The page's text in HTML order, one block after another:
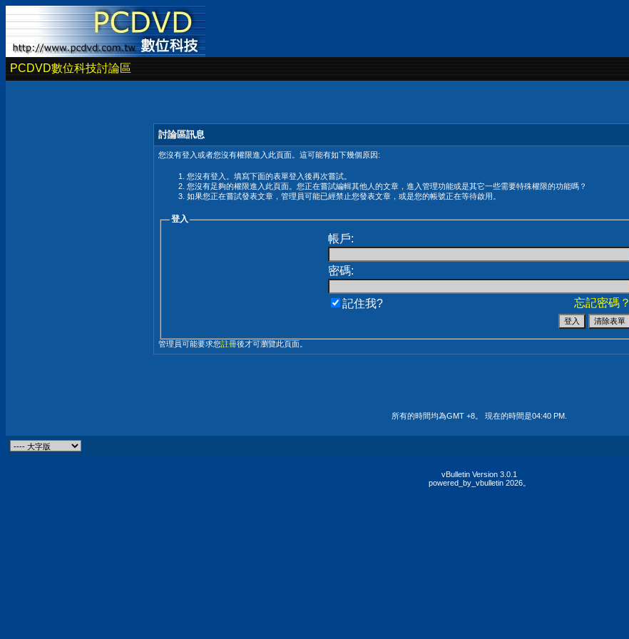
PCDVD數位科技討論區
討論區訊息
您沒有登入或者您沒有權限進入此頁面。這可能有如下幾個原因:
您沒有登入。填寫下面的表單登入後再次嘗試。
您沒有足夠的權限進入此頁面。您正在嘗試編輯其他人的文章，進入管理功能或是其它一些需要特殊權限的功能嗎？
如果您正在嘗試發表文章，管理員可能已經禁止您發表文章，或是您的帳號正在等待啟用。
登入
帳戶:
密碼:
忘記密碼？
記住我?
管理員可能要求您註冊後才可瀏覽此頁面。
所有的時間均為GMT +8。 現在的時間是04:40 PM
vBulletin Version 3.0.1
powered_by_vbulletin 2026。